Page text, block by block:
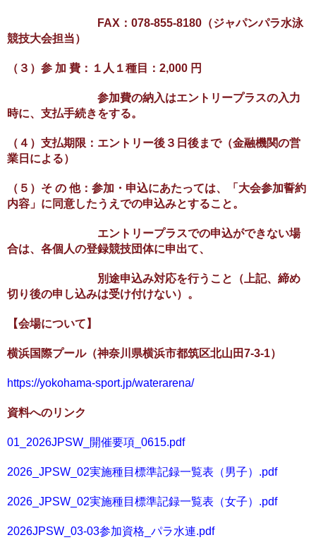
FAX：078-855-8180（ジャパンパラ水泳
競技大会担当）
（３）参 加 費：１人１種目：2,000 円
参加費の納入はエントリープラスの入力
時に、支払手続きをする。
（４）支払期限：エントリー後３日後まで（金融機関の営
業日による）
（５）そ の 他：参加・申込にあたっては、「大会参加誓約
内容」に同意したうえでの申込みとすること。
エントリープラスでの申込ができない場
合は、各個人の登録競技団体に申出て、
別途申込み対応を行うこと（上記、締め
切り後の申し込みは受け付けない）。
【会場について】
横浜国際プール（神奈川県横浜市都筑区北山田7-3-1）
https://yokohama-sport.jp/waterarena/
資料へのリンク
01_2026JPSW_開催要項_0615.pdf
2026_JPSW_02実施種目標準記録一覧表（男子）.pdf
2026_JPSW_02実施種目標準記録一覧表（女子）.pdf
2026JPSW_03-03参加資格_パラ水連.pdf